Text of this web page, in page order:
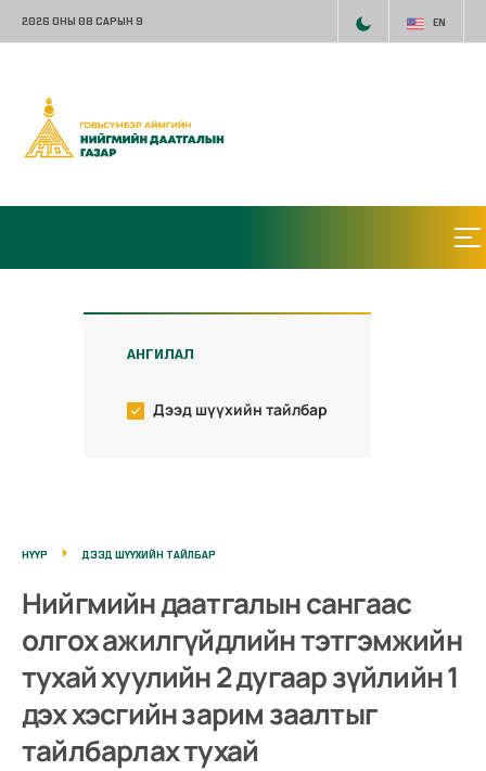
2026 ОНЫ 08 САРЫН 9 EN
АНГИЛАЛ
Дээд шүүхийн тайлбар
НҮҮР ДЭЭД ШҮҮХИЙН ТАЙЛБАР
Нийгмийн даатгалын сангаас
олгох ажилгүйдлийн тэтгэмжийн
тухай хуулийн 2 дугаар зүйлийн 1
дэх хэсгийн зарим заалтыг
тайлбарлах тухай